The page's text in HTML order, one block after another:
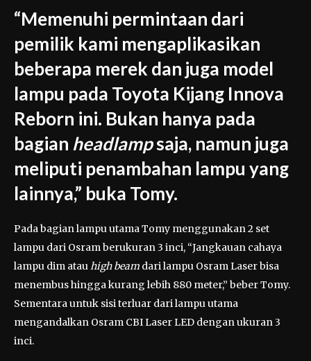
“Memenuhi permintaan dari
pemilik kami mengaplikasikan
beberapa merek dan juga model
lampu pada Toyota Kijang Innova
Reborn ini. Bukan hanya pada
bagian headlampsaja, namun juga
meliputi penambahan lampu yang
lainnya,” buka Tomy.
Pada bagian lampu utama Tomy menggunakan 2 set
lampu dari Osram berukuran 3 inci, “Jangkauan cahaya
lampu dim atauhigh beam dari lampu Osram Laser bisa
menembus hingga kurang lebih 880 meter,” beber Tomy.
Sementara untuk sisi terluar dari lampu utama
mengandalkan Osram CBI Laser LED dengan ukuran 3
inci.